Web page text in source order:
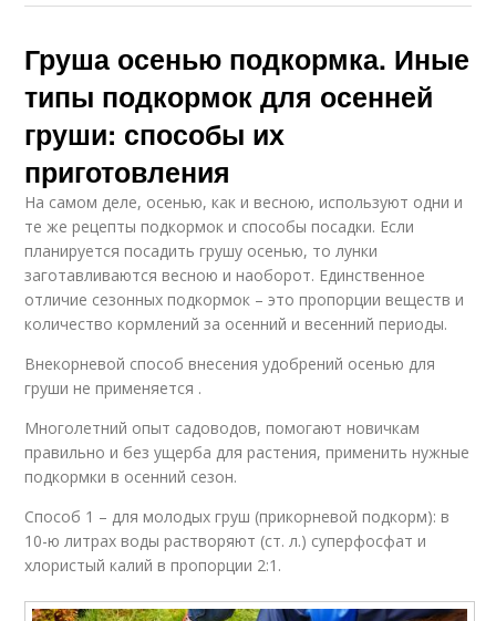
Груша осенью подкормка. Иные
типы подкормок для осенней
груши: способы их
приготовления
На самом деле, осенью, как и весною, используют одни и
те же рецепты подкормок и способы посадки. Если
планируется посадить грушу осенью, то лунки
заготавливаются весною и наоборот. Единственное
отличие сезонных подкормок – это пропорции веществ и
количество кормлений за осенний и весенний периоды.
Внекорневой способ внесения удобрений осенью для
груши не применяется .
Многолетний опыт садоводов, помогают новичкам
правильно и без ущерба для растения, применить нужные
подкормки в осенний сезон.
Способ 1 – для молодых груш (прикорневой подкорм): в
10-ю литрах воды растворяют (ст. л.) суперфосфат и
хлористый калий в пропорции 2:1.